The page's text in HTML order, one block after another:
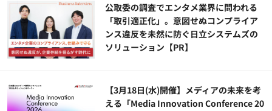
公​​取委の調査でエンタメ業界に問われる
「取引適正化」。意図せぬコンプライア
ンス違反を未然に防ぐ日立システムズの
ソリューション​【PR】
【3月18日(水)開催】メディアの未来を考
える「Media Innovation Conference 20